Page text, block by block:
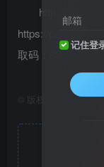
http://链接：
https://
取码：89c0
版权声明
邮箱
记住登